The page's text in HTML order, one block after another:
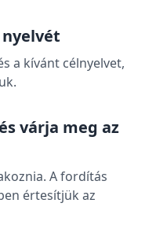
a kívánt célnyelvet,
várja meg az
A fordítás
értesítjük az